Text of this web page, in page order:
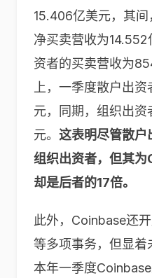
15.406亿美元，其
净买卖营收为
资者的买卖营收为
上，一季度散户出
元，同期，组织出
元。 这表明尽管散户
组织出资者，但其
却是后者的17倍。
此外，Coinbase还
等多项事务，但显着
本年一季度